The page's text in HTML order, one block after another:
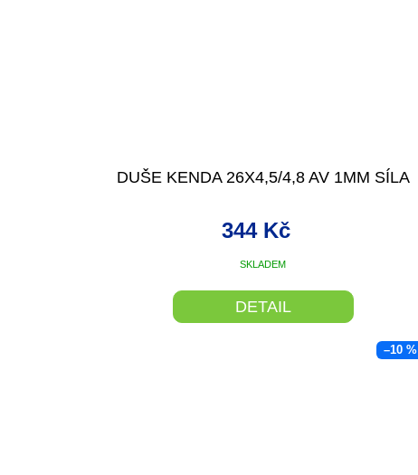
DUŠE KENDA 26X4,5/4,8 AV 1MM SÍLA
SKLADEM
344 Kč
DETAIL
–10 %